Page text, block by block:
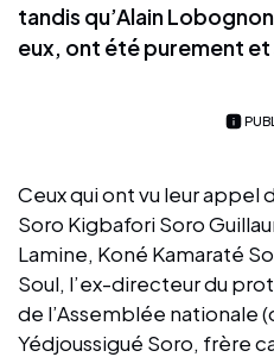
tandis qu’Alain
eux, ont été purement
Ceux qui ont vu leur
Soro Kigbafori Soro
Lamine, Koné Kamaraté
Soul, l’ex-directeur du
de l’Assemblée nationale
Yédjoussigué Soro, frère